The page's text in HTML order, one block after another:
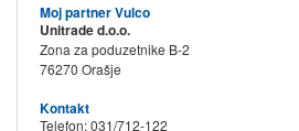
Moj partner Vulco
Unitrade d.o.o.
Zona za poduzetnike B-2
76270 Orašje
Kontakt
Telefon: 031/712-122